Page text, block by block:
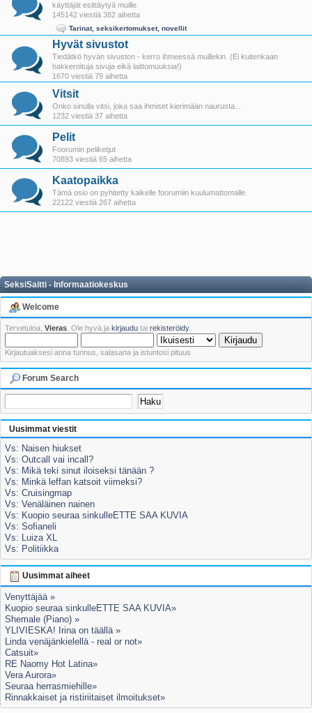
käyttäjät esittäytyä muille.
145142 viestiä 382 aihetta
Tarinat, seksikertomukset, novellit
Hyvät sivustot
Tiedätkö hyvän sivuston - kerro ihmeessä muillekin. (Ei kuitenkaan
hakkeroituja sivuja eikä laittomuuksia!)
1670 viestiä 79 aihetta
Vitsit
Onko sinulla vitsi, joka saa ihmiset kierimään naurusta...
1232 viestiä 37 aihetta
Pelit
Foorumin peliketjut
70893 viestiä 65 aihetta
Kaatopaikka
Tämä osio on pyhitetty kaikelle foorumiin kuulumattomalle.
22122 viestiä 267 aihetta
SeksiSaitti - Informaatiokeskus
Welcome
Tervetuloa, Vieras . Ole hyvä ja kirjaudu tai rekisteröidy.
Kirjautuaksesi anna tunnus, salasana ja istuntosi pituus
Forum Search
Uusimmat viestit
Vs: Naisen hiukset
Vs: Outcall vai incall?
Vs: Mikä teki sinut iloiseksi tänään ?
Vs: Minkä leffan katsoit viimeksi?
Vs: Cruisingmap
Vs: Venäläinen nainen
Vs: Kuopio seuraa sinkulleETTE SAA KUVIA
Vs: Sofianeli
Vs: Luiza XL
Vs: Politiikka
Uusimmat aiheet
Venyttäjää »
Kuopio seuraa sinkulleETTE SAA KUVIA»
Shemale (Piano) »
YLIVIESKA! Irina on täällä »
Linda venäjänkielellä - real or not»
Catsuit»
RE Naomy Hot Latina»
Vera Aurora»
Seuraa herrasmiehille»
Rinnakkaiset ja ristiriitaiset ilmoitukset»